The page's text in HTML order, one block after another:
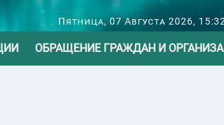
Пятница, 07 Августа 2026, 15:32
ОБРАЩЕНИЕ ГРАЖДАН И